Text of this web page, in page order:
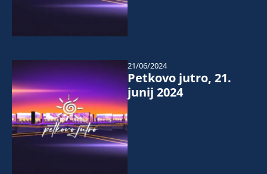
Petkovo jutro, 21.
junij 2024
21/06/2024